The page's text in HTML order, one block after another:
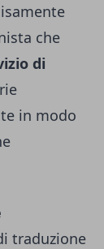
che
di
in modo
traduzione